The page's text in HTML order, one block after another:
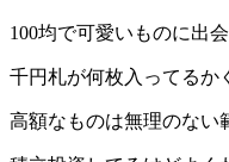
100均で可愛いものに出
千円札が何枚入ってるか
高額なものは無理のない